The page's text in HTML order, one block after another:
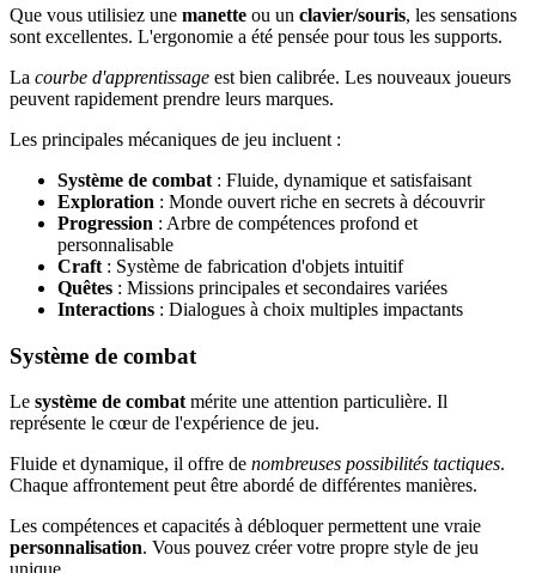
Que vous utilisiez une manette ou un clavier/souris, les sensations
sont excellentes. L'ergonomie a été pensée pour tous les supports.
La courbe d'apprentissage est bien calibrée. Les nouveaux joueurs
peuvent rapidement prendre leurs marques.
Les principales mécaniques de jeu incluent :
Système de combat : Fluide, dynamique et satisfaisant
Exploration : Monde ouvert riche en secrets à découvrir
Progression : Arbre de compétences profond et
personnalisable
Craft : Système de fabrication d'objets intuitif
Quêtes : Missions principales et secondaires variées
Interactions : Dialogues à choix multiples impactants
Système de combat
Le système de combat mérite une attention particulière. Il
représente le cœur de l'expérience de jeu.
Fluide et dynamique, il offre de nombreuses possibilités tactiques.
Chaque affrontement peut être abordé de différentes manières.
Les compétences et capacités à débloquer permettent une vraie
personnalisation. Vous pouvez créer votre propre style de jeu